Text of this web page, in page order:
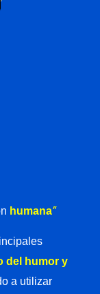
humana"
del humor y
a utilizar